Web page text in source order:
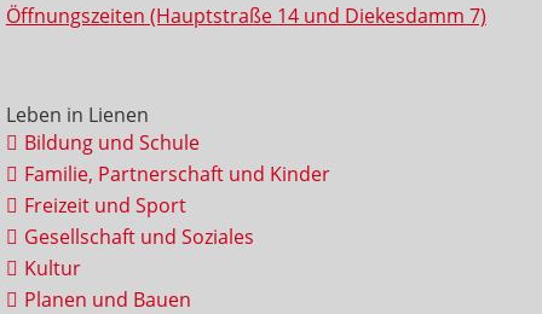
Öffnungszeiten (Hauptstraße 14 und Diekesdamm 7)
Leben in Lienen
Bildung und Schule
Familie, Partnerschaft und Kinder
Freizeit und Sport
Gesellschaft und Soziales
Kultur
Planen und Bauen